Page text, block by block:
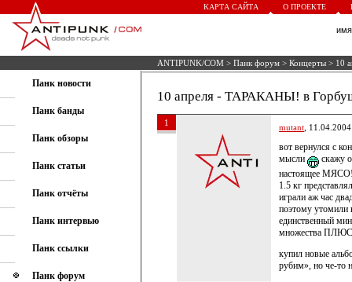
КАРТА САЙТА О ПРОЕКТЕ
ANTIPUNK/COM > Панк форум > Концерты > 10
Панк новости
Панк банды
Панк обзоры
Панк статьи
Панк отчёты
Панк интервью
Панк ссылки
Панк форум
10 апреля - ТАРАКАНЫ! в
1 mutant ,
вот вернулся с
мысли
скажу
настоящее
1.5 кг
играли аж час
поэтому утомили
единственный
множества
купил новые
рубим», но че-то